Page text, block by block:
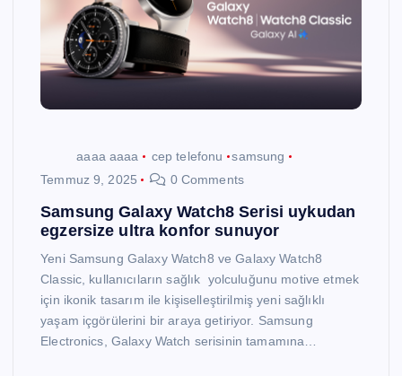
aaaa aaaa cep telefonu
samsung
Temmuz 9, 2025
0 Comments
Samsung Galaxy Watch8 Serisi uykudan
egzersize ultra konfor sunuyor
Yeni Samsung Galaxy Watch8 ve Galaxy Watch8
Classic, kullanıcıların sağlık yolculuğunu motive etmek
için ikonik tasarım ile kişiselleştirilmiş yeni sağlıklı
yaşam içgörülerini bir araya getiriyor. Samsung
Electronics, Galaxy Watch serisinin tamamına…